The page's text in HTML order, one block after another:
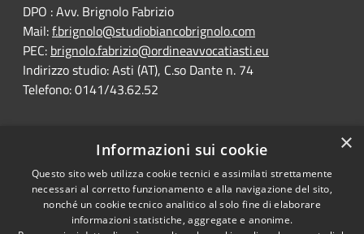
DPO : Avv. Brignolo Fabrizio
Mail:f.brignolo@studiobiancobrignolo.com
PEC: brignolo.fabrizio@ordineavvocatiasti.eu
Indirizzo studio: Asti (AT), C.so Dante n. 74
Telefono: 0141/43.62.52
RSS
Accessibility
Comune convenzionato
Astigov
×
Informazioni sui cookie
Questo sito web utilizza cookie tecnici e assimilati strettamente
necessari al corretto funzionamento e alla navigazione del sito,
nonché un cookie tecnico analitico al solo fine di elaborare
informazioni statistiche, aggregate e anonime.